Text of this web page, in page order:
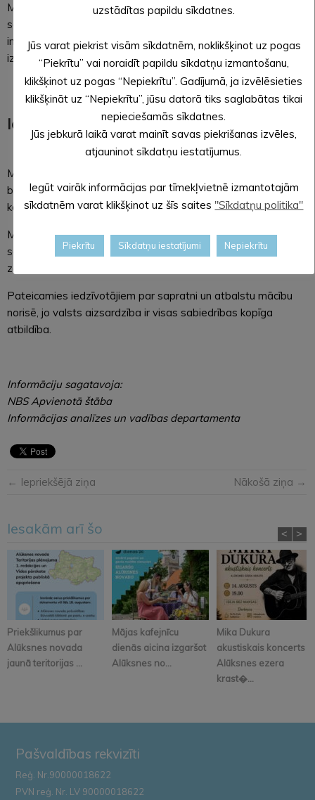
Mācības “Namejs 2023” demonstrē sadarbību un
savietojamību ar sabiedroto bruņoto spēku vienībām,
integrējot sabiedroto vienības un štābus kopēju uzdevumu
izpildē.
Iedzīvotāju ievērībai!
Mācību laikā visā Latvijā notiks militārās tehnikas, tai skaitā
bruņutransportieru un kolonnu pārvietošanās pa
koplietošanas ceļiem un apdzīvotām vietām.
Militāro mācību laikā notiks Nacionālo bruņoto spēku un
sabiedroto gaisa kuģu lidojumi Latvijas gaisa telpā, tostarp
zemā augstumā.
Pateicamies iedzīvotājiem par sapratni un atbalstu mācību
norisē, jo valsts aizsardzība ir visas sabiedrības kopīga
atbildība.
Informāciju sagatavoja:
NBS Apvienotā štāba
Informācijas analīzes un vadības departamenta
← Iepriekšējā ziņa Nākošā ziņa →
Iesakām arī šo
Priekšlikumus par
Alūksnes novada
jaunā teritorijas ...
Mājas kafejnīcu
dienās aicina izgaršot
Alūksnes no...
Mika Dukura
akustiskais koncerts
Alūksnes ezera
krast�...
< >
Pašvaldības rekvizīti
Reģ. Nr.90000018622
PVN reģ. Nr. LV 90000018622
uzstādītas papildu sīkdatnes.
Jūs varat piekrist visām sīkdatnēm, noklikšķinot uz pogas
“Piekrītu” vai noraidīt papildu sīkdatņu izmantošanu,
klikšķinot uz pogas “Nepiekrītu”. Gadījumā, ja izvēlēsieties
klikšķināt uz “Nepiekrītu”, jūsu datorā tiks saglabātas tikai
nepieciešamās sīkdatnes.
Jūs jebkurā laikā varat mainīt savas piekrišanas izvēles,
atjauninot sīkdatņu iestatījumus.
Iegūt vairāk informācijas par tīmekļvietnē izmantotajām
sīkdatnēm varat klikšķinot uz šīs saites "Sīkdatņu politika"
Piekrītu Sīkdatņu iestatījumi Nepiekrītu